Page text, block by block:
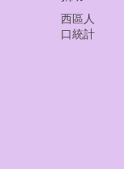
西區人
口統計